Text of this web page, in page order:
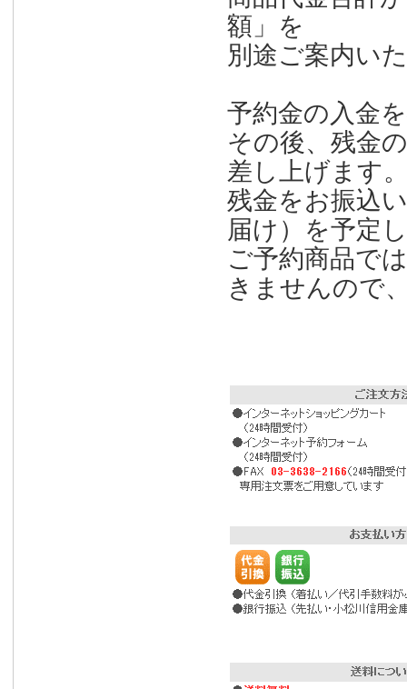
額」を
別途ご案内い
予約金の入金
その後、残金
差し上げます
残金をお振込
届け）を予定
ご予約商品で
きませんので